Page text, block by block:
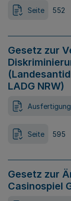
Seite 552
Gesetz zur
LADG NRW)
Seite 595
Gesetz zur
Casinospiel